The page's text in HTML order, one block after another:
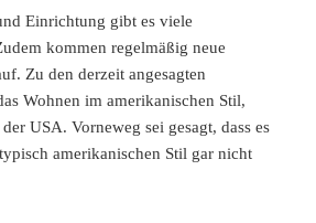
Einrichtung gibt es viele
kommen regelmäßig neue
Zu den derzeit angesagten
Wohnen im amerikanischen Stil,
USA. Vorneweg sei gesagt, dass es
amerikanischen Stil gar nicht